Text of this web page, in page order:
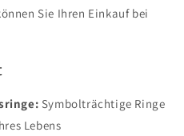
Sie Ihren Einkauf bei
Symbolträchtige Ringe
Lebens